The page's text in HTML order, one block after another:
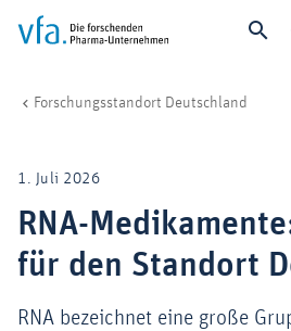
Gesundheit & Versorgung
Wirtschaft & Standort
Digitalisierung & KI
Verband & Mitglieder
Forschungsstandort Deutschland
1. Juli 2026
RNA-
für den Standort
RNA bezeichnet eine große